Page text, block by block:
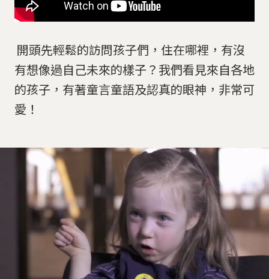
開頭先輕鬆的訪問孩子們，住在哪裡，有沒
有想像過自己未來的樣子？我們看見來自各地
的孩子，有著童言童語及認真的眼神，非常可
愛！